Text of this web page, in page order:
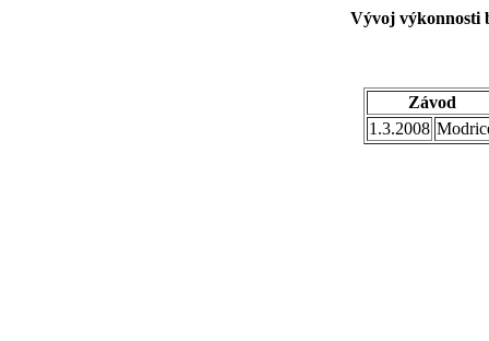
Vývoj výkonnosti
Závod
1.3.2008